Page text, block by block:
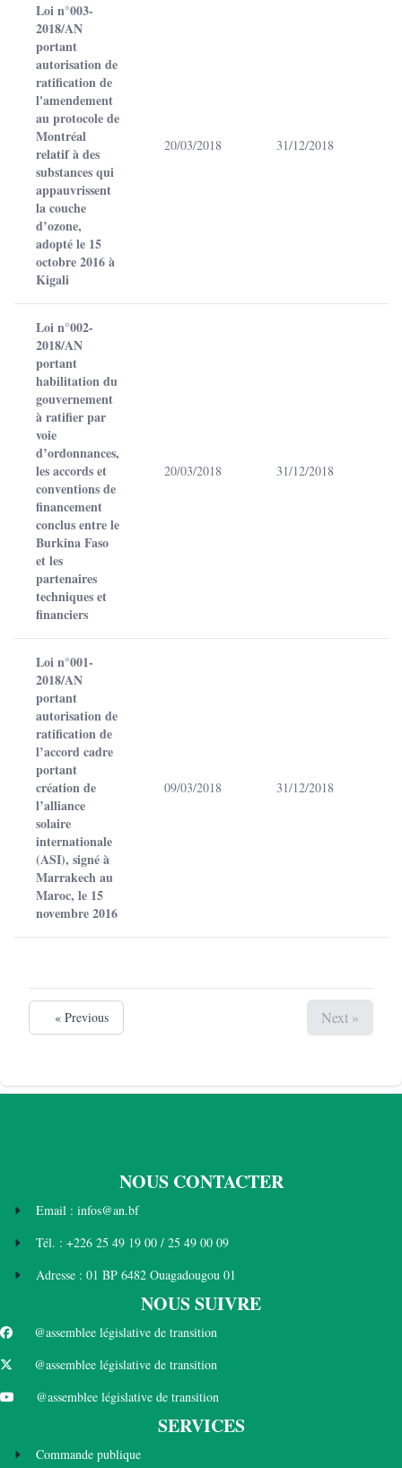
Loi n°003-
2018/AN
portant
autorisation de
ratification de
l'amendement
au protocole de
Montréal
relatif à des
substances qui
appauvrissent
la couche
d’ozone,
adopté le 15
octobre 2016 à
Kigali
20/03/2018 31/12/2018
Loi n°002-
2018/AN
portant
habilitation du
gouvernement
à ratifier par
voie
d’ordonnances,
les accords et
conventions de
financement
conclus entre le
Burkina Faso
et les
partenaires
techniques et
financiers
20/03/2018 31/12/2018
Loi n°001-
2018/AN
portant
autorisation de
ratification de
l’accord cadre
portant
création de
l’alliance
solaire
internationale
(ASI), signé à
Marrakech au
Maroc, le 15
novembre 2016
09/03/2018 31/12/2018
« Previous Next »
NOUS CONTACTER
Email : infos@an.bf
Tél. : +226 25 49 19 00 / 25 49 00 09
Adresse : 01 BP 6482 Ouagadougou 01
NOUS SUIVRE
@assemblee législative de transition
@assemblee législative de transition
@assemblee législative de transition
SERVICES
Commande publique